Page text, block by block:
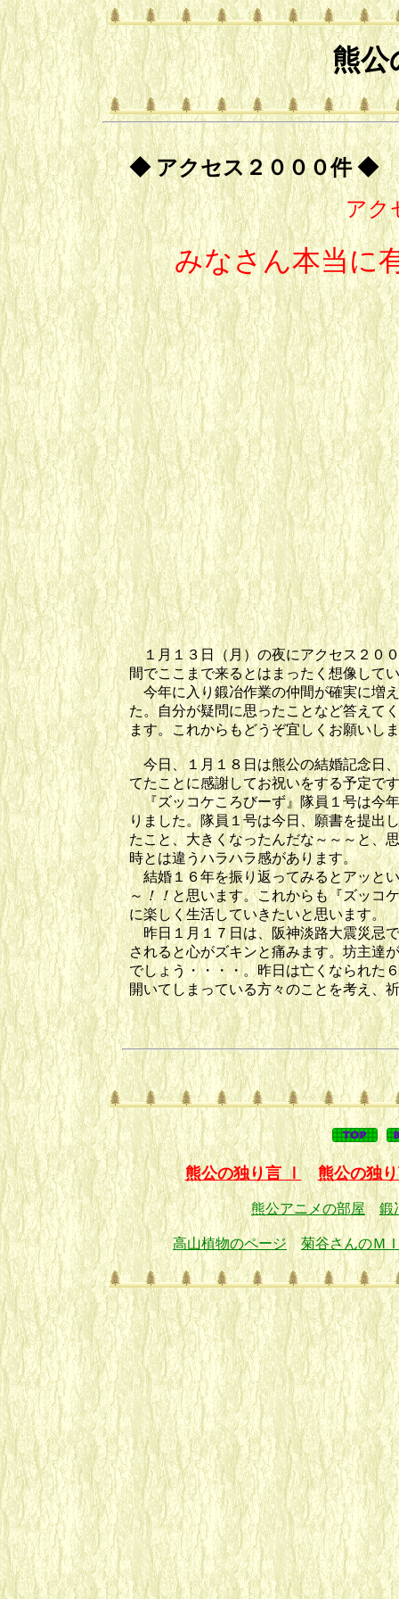
熊
◆ アクセス２０００件 ◆
アク
みなさん本当に
１月１３日（月）の夜にアクセス２０
間でここまで来るとはまったく想像して
今年に入り鍛冶作業の仲間が確実に増
た。自分が疑問に思ったことなど答えて
ます。これからもどうぞ宜しくお願いし
今日、１月１８日は熊公の結婚記念日
てたことに感謝してお祝いをする予定で
『ズッコケころびーず』隊員１号は今
りました。隊員１号は今日、願書を提出
たこと、大きくなったんだな～～～と、
時とは違うハラハラ感があります。
結婚１６年を振り返ってみるとアッと
～！！と思います。これからも『ズッコ
に楽しく生活していきたいと思います。
昨日１月１７日は、阪神淡路大震災忌
されると心がズキンと痛みます。坊主達
でしょう・・・・。昨日は亡くなられた
開いてしまっている方々のことを考え、
熊公の独り言 Ⅰ 熊公の独
熊公アニメの部屋 鍛
高山植物のページ 菊谷さんのＭ